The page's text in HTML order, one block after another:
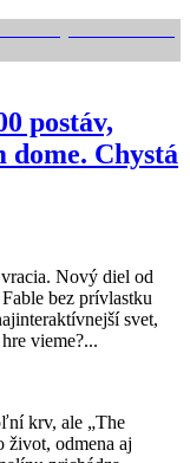
postáv,
Chystá
vracia. Nový diel od
bez prívlastku
svet,
vieme?...
krv, ale „The
život, odmena aj